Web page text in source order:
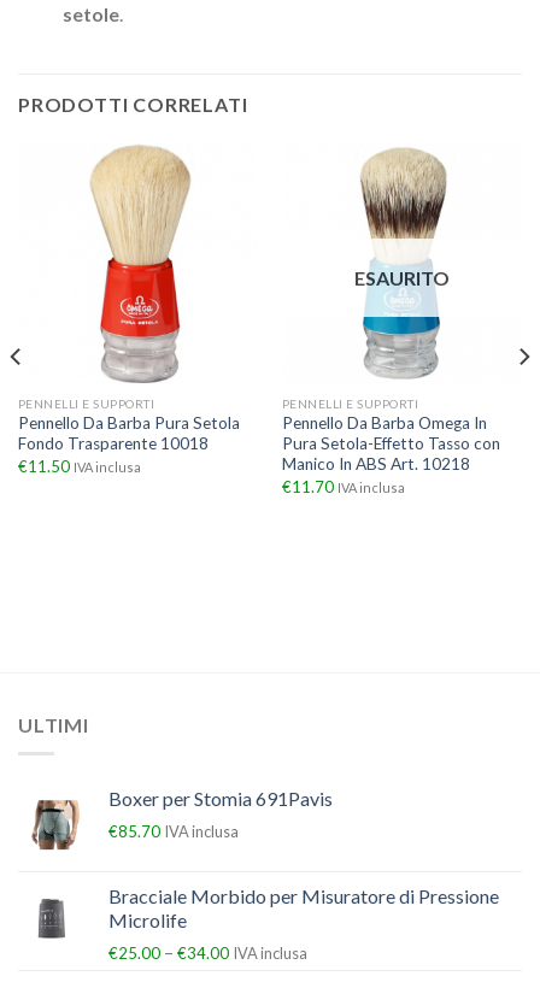
setole.
PRODOTTI CORRELATI
PENNELLI E SUPPORTI
Pennello Da Barba Pura Setola
Fondo Trasparente 10018
€11.50 IVA inclusa
ESAURITO
PENNELLI E SUPPORTI
Pennello Da Barba Omega In
Pura Setola-Effetto Tasso con
Manico In ABS Art. 10218
€11.70 IVA inclusa
ULTIMI
Boxer per Stomia 691Pavis
€85.70 IVA inclusa
Bracciale Morbido per Misuratore di Pressione
Microlife
€25.00 – €34.00 IVA inclusa